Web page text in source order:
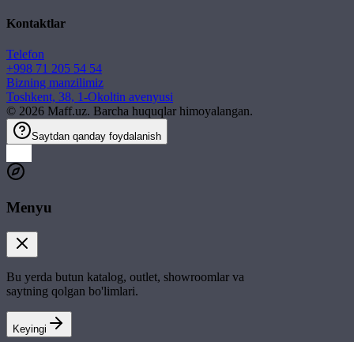
Kontaktlar
Telefon
+998 71 205 54 54
Bizning manzilimiz
Toshkent, 38, 1-Okoltin avenyusi
© 2026 Maff.uz. Barcha huquqlar himoyalangan.
Saytdan qanday foydalanish
Menyu
Bu yerda butun katalog, outlet, showroomlar va
saytning qolgan bo'limlari.
Keyingi